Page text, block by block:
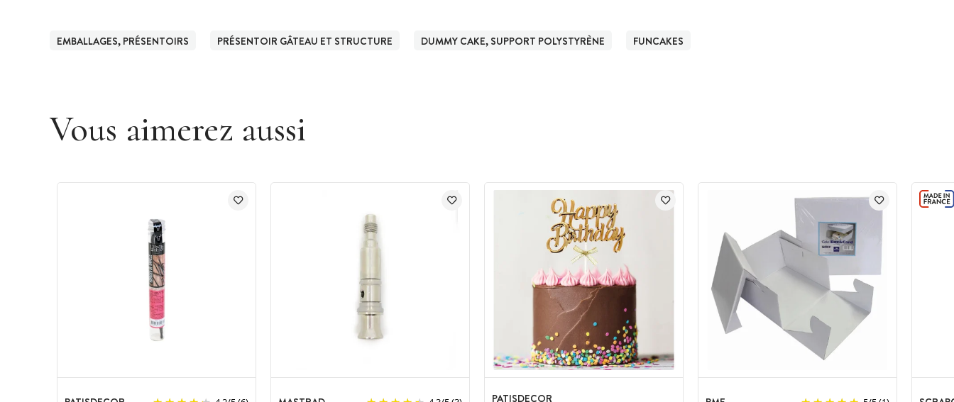
EMBALLAGES, PRÉSENTOIRS PRÉSENTOIR GÂTEAU ET STRUCTURE DUMMY CAKE, SUPPORT POLYSTYRÈNE FUNCAKES
Vous aimerez aussi
PATISDECOR